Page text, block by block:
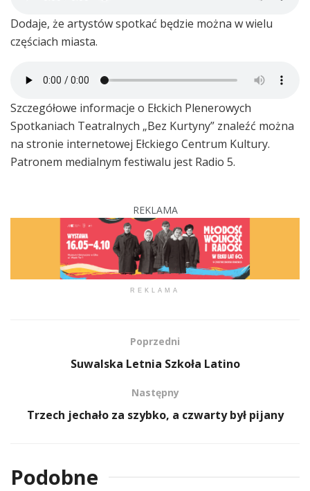
Dodaje, że artystów spotkać będzie można w wielu
częściach miasta.
Szczegółowe informacje o Ełckich Plenerowych
Spotkaniach Teatralnych „Bez Kurtyny” znaleźć można
na stronie internetowej Ełckiego Centrum Kultury.
Patronem medialnym festiwalu jest Radio 5.
REKLAMA
REKLAMA
Poprzedni
Suwalska Letnia Szkoła Latino
Następny
Trzech jechało za szybko, a czwarty był pijany
Podobne